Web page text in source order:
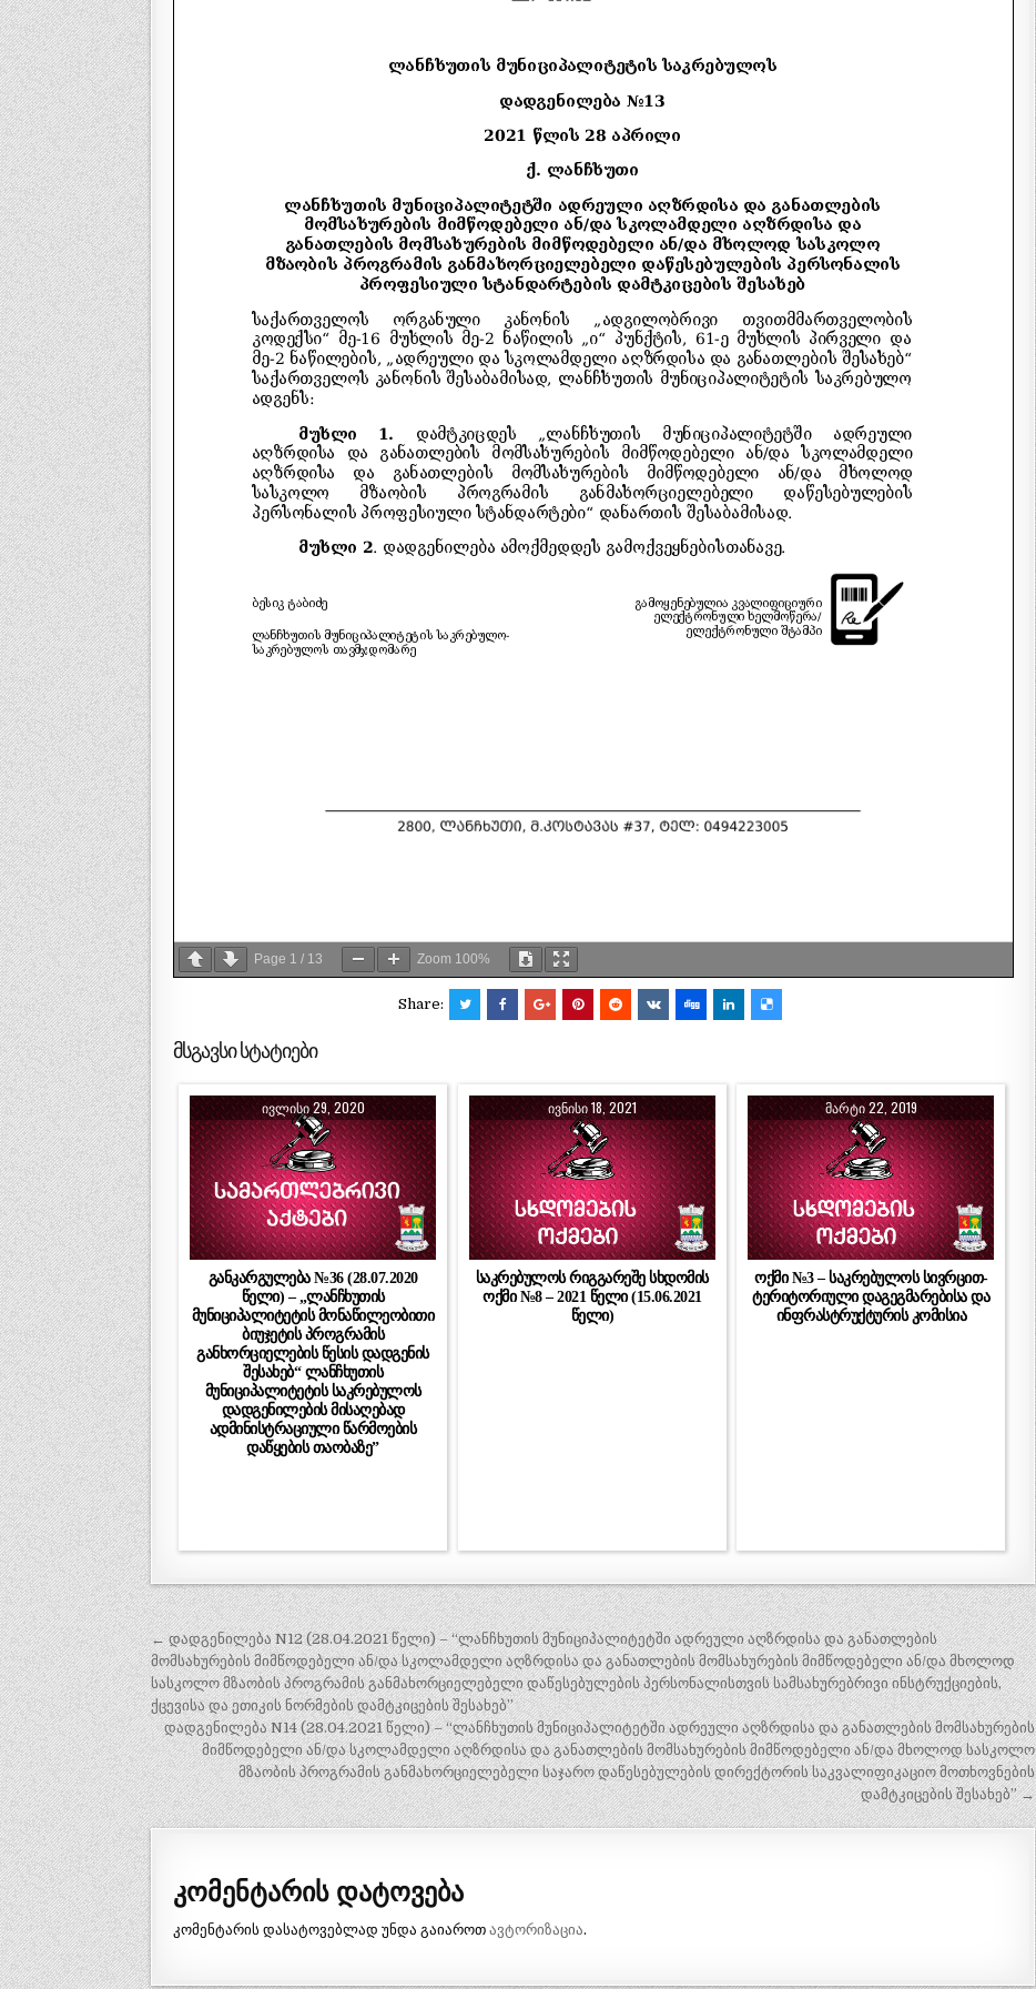
Page 1 / 13 Zoom 100%
Share:
მსგავსი სტატიები
ᲘᲕᲚᲘᲡᲘ 29, 2020
განკარგულება №36 (28.07.2020
წელი) – „ლანჩხუთის
მუნიციპალიტეტის მონაწილეობითი
ბიუჯეტის პროგრამის
განხორციელების წესის დადგენის
შესახებ“ ლანჩხუთის
მუნიციპალიტეტის საკრებულოს
დადგენილების მისაღებად
ადმინისტრაციული წარმოების
დაწყების თაობაზე”
ᲘᲕᲜᲘᲡᲘ 18, 2021
საკრებულოს რიგგარეშე სხდომის
ოქმი №8 – 2021 წელი (15.06.2021
წელი)
ᲛᲐᲠᲢᲘ 22, 2019
ოქმი №3 – საკრებულოს სივრცით-
ტერიტორიული დაგეგმარებისა და
ინფრასტრუქტურის კომისია
პოსტის
ნავიგაცია
← დადგენილება N12 (28.04.2021 წელი) – “ლანჩხუთის მუნიციპალიტეტში ადრეული აღზრდისა და განათლების
მომსახურების მიმწოდებელი ან/და სკოლამდელი აღზრდისა და განათლების მომსახურების მიმწოდებელი ან/და მხოლოდ
სასკოლო მზაობის პროგრამის განმახორციელებელი დაწესებულების პერსონალისთვის სამსახურებრივი ინსტრუქციების,
ქცევისა და ეთიკის ნორმების დამტკიცების შესახებ”
დადგენილება N14 (28.04.2021 წელი) – “ლანჩხუთის მუნიციპალიტეტში ადრეული აღზრდისა და განათლების მომსახურების
მიმწოდებელი ან/და სკოლამდელი აღზრდისა და განათლების მომსახურების მიმწოდებელი ან/და მხოლოდ სასკოლო
მზაობის პროგრამის განმახორციელებელი საჯარო დაწესებულების დირექტორის საკვალიფიკაციო მოთხოვნების
დამტკიცების შესახებ” →
კომენტარის დატოვება
კომენტარის დასატოვებლად უნდა გაიაროთავტორიზაცია.